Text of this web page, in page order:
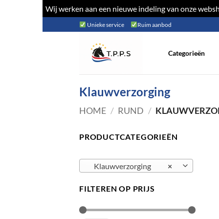
Wij werken aan een nieuwe indeling van onze
naar
Unieke service Ruim aanbod
Categorieën
Klauwverzorging
HOME / RUND /
PRODUCTCATEGORIEËN
×
Klauwverzorging
FILTEREN OP PRIJS